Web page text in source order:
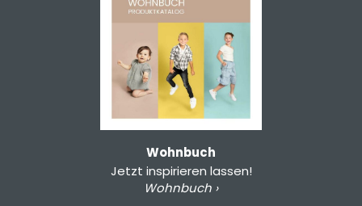
Wohnbuch
Jetzt inspirieren lassen!
Wohnbuch ›